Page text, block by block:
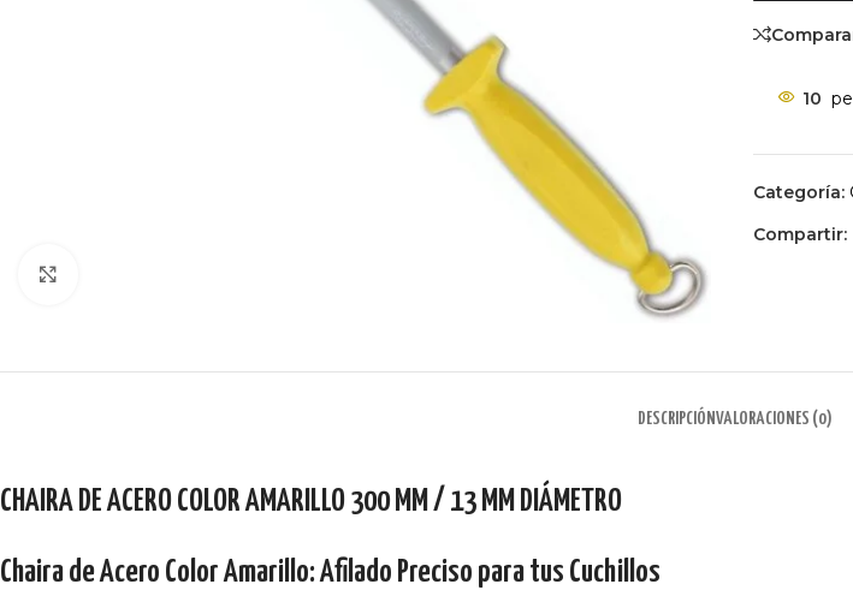
10
Categoría:
Compartir:
DESCRIPCIÓNVALORACIONES (0)
CHAIRA DE ACERO COLOR AMARILLO 300 MM / 13 MM DIÁMETRO
Chaira de Acero Color Amarillo: Afilado Preciso para tus Cuchillos